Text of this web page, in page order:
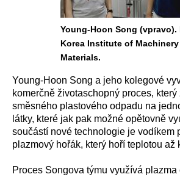
Young-Hoon Song (vpravo).
Korea Institute of Machinery
Materials.
Young-Hoon Song a jeho kolegové
komerčně životaschopný proces,
směsného plastového odpadu na
látky, které jak pak možné opětovně
součástí nové technologie je vodíkem
plazmový hořák, který hoří teplotou až
Proces Songova týmu využívá